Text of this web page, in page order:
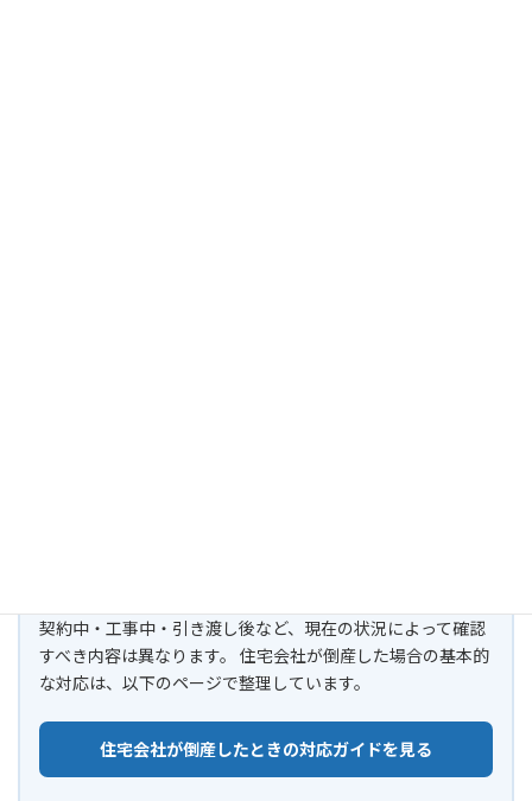
契約中・工事中・引き渡し後など、現在の状況によって確認
すべき内容は異なります。 住宅会社が倒産した場合の基本的
な対応は、以下のページで整理しています。
住宅会社が倒産したときの対応ガイドを見る